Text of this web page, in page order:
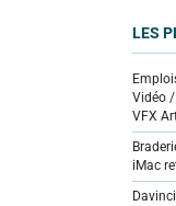
LES
Vidéo
VFX
iMac